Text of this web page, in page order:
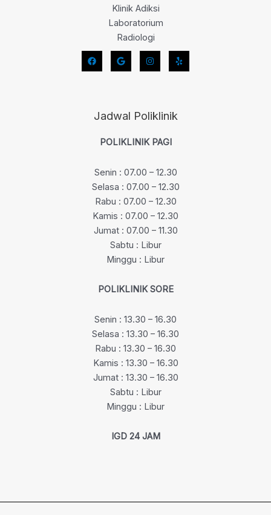
Klinik Adiksi
Laboratorium
Radiologi
Jadwal Poliklinik
POLIKLINIK PAGI
Senin : 07.00 – 12.30
Selasa : 07.00 – 12.30
Rabu : 07.00 – 12.30
Kamis : 07.00 – 12.30
Jumat : 07.00 – 11.30
Sabtu : Libur
Minggu : Libur
POLIKLINIK SORE
Senin : 13.30 – 16.30
Selasa : 13.30 – 16.30
Rabu : 13.30 – 16.30
Kamis : 13.30 – 16.30
Jumat : 13.30 – 16.30
Sabtu : Libur
Minggu : Libur
IGD 24 JAM